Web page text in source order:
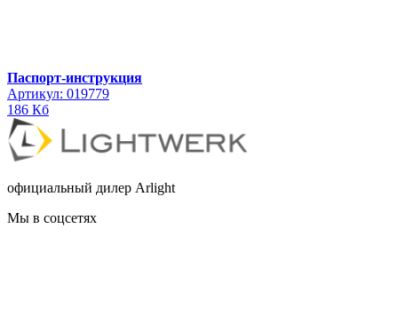
Паспорт-инструкция
Артикул: 019779
186 Кб
официальный дилер Arlight
Мы в соцсетях